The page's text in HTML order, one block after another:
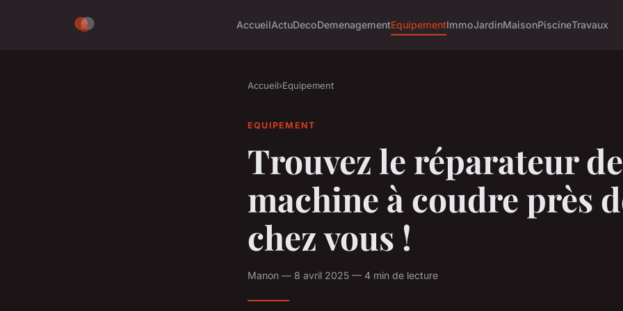
AccueilActuDecoDemenagementEquipementImmoJardinMaisonPiscineTravaux
Accueil›Equipement
EQUIPEMENT
Trouvez le réparateur de
machine à coudre près
chez vous !
Manon — 8 avril 2025 — 4 min de lecture